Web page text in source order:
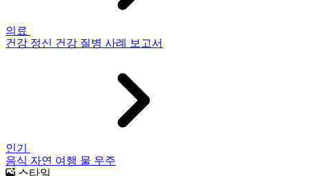
의료
건강 정신 건강 질병 사례 보고서
인기
음식 자연 여행 물 우주
스타일